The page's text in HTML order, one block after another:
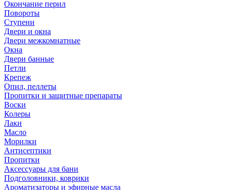
Окончание перил
Повороты
Ступени
Двери и окна
Двери межкомнатные
Окна
Двери банные
Петли
Крепеж
Опил, пеллеты
Пропитки и защитные препараты
Воски
Колеры
Лаки
Масло
Морилки
Антисептики
Пропитки
Аксессуары для бани
Подголовники, коврики
Ароматизаторы и эфирные масла